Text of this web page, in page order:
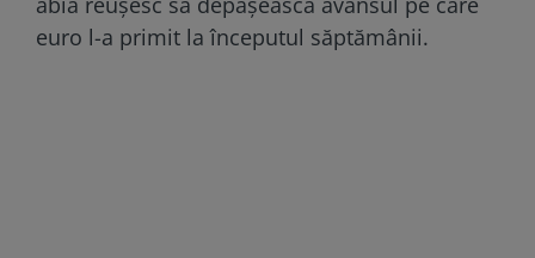
euro l-a primit la începutul săptămânii.